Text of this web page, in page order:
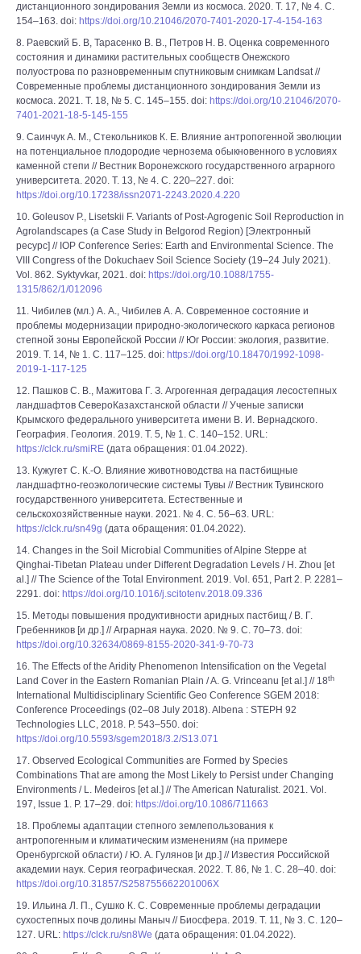
дистанционного зондирования Земли из космоса. 2020. Т. 17, № 4. С.
154–163. doi: https://doi.org/10.21046/2070-7401-2020-17-4-154-163
8. Раевский Б. В, Тарасенко В. В., Петров Н. В. Оценка современного
состояния и динамики растительных сообществ Онежского
полуострова по разновременным спутниковым снимкам Landsat //
Современные проблемы дистанционного зондирования Земли из
космоса. 2021. Т. 18, № 5. С. 145–155. doi: https://doi.org/10.21046/2070-
7401-2021-18-5-145-155
9. Саинчук А. М., Стекольников К. Е. Влияние антропогенной эволюции
на потенциальное плодородие чернозема обыкновенного в условиях
каменной степи // Вестник Воронежского государственного аграрного
университета. 2020. Т. 13, № 4. С. 220–227. doi:
https://doi.org/10.17238/issn2071-2243.2020.4.220
10. Goleusov P., Lisetskii F. Variants of Post-Agrogenic Soil Reproduction in
Agrolandscapes (a Case Study in Belgorod Region) [Электронный
ресурс] // IOP Conference Series: Earth and Environmental Science. The
VIII Congress of the Dokuchaev Soil Science Society (19–24 July 2021).
Vol. 862. Syktyvkar, 2021. doi: https://doi.org/10.1088/1755-
1315/862/1/012096
11. Чибилев (мл.) А. А., Чибилев А. А. Современное состояние и
проблемы модернизации природно-экологического каркаса регионов
степной зоны Европейской России // Юг России: экология, развитие.
2019. Т. 14, № 1. С. 117–125. doi: https://doi.org/10.18470/1992-1098-
2019-1-117-125
12. Пашков С. В., Мажитова Г. З. Агрогенная деградация лесостепных
ландшафтов СевероКазахстанской области // Ученые записки
Крымского федерального университета имени В. И. Вернадского.
География. Геология. 2019. Т. 5, № 1. С. 140–152. URL:
https://clck.ru/smiRE (дата обращения: 01.04.2022).
13. Кужугет С. К.-О. Влияние животноводства на пастбищные
ландшафтно-геоэкологические системы Тувы // Вестник Тувинского
государственного университета. Естественные и
сельскохозяйственные науки. 2021. № 4. С. 56–63. URL:
https://clck.ru/sn49g (дата обращения: 01.04.2022).
14. Changes in the Soil Microbial Communities of Alpine Steppe at
Qinghai-Tibetan Plateau under Different Degradation Levels / H. Zhou [et
al.] // The Science of the Total Environment. 2019. Vol. 651, Part 2. P. 2281–
2291. doi: https://doi.org/10.1016/j.scitotenv.2018.09.336
15. Методы повышения продуктивности аридных пастбищ / В. Г.
Гребенников [и др.] // Аграрная наука. 2020. № 9. С. 70–73. doi:
https://doi.org/10.32634/0869-8155-2020-341-9-70-73
16. The Effects of the Aridity Phenomenon Intensification on the Vegetal
Land Cover in the Eastern Romanian Plain / A. G. Vrinceanu [et al.] // 18th
International Multidisciplinary Scientific Geo Conference SGEM 2018:
Conference Proceedings (02–08 July 2018). Albena : STEPH 92
Technologies LLC, 2018. P. 543–550. doi:
https://doi.org/10.5593/sgem2018/3.2/S13.071
17. Observed Ecological Communities are Formed by Species
Combinations That are among the Most Likely to Persist under Changing
Environments / L. Medeiros [et al.] // The American Naturalist. 2021. Vol.
197, Issue 1. P. 17–29. doi: https://doi.org/10.1086/711663
18. Проблемы адаптации степного землепользования к
антропогенным и климатическим изменениям (на примере
Оренбургской области) / Ю. А. Гулянов [и др.] // Известия Российской
академии наук. Серия географическая. 2022. Т. 86, № 1. С. 28–40. doi:
https://doi.org/10.31857/S258755662201006X
19. Ильина Л. П., Сушко К. С. Современные проблемы деградации
сухостепных почв долины Маныч // Биосфера. 2019. Т. 11, № 3. С. 120–
127. URL: https://clck.ru/sn8We (дата обращения: 01.04.2022).